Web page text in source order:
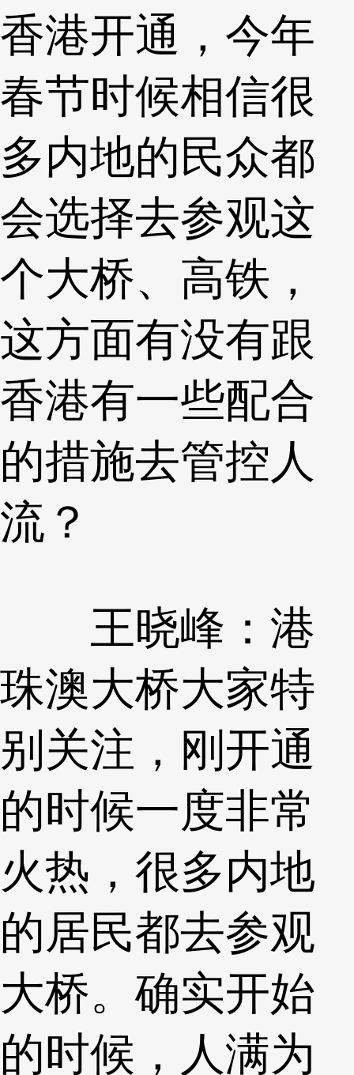
香港开通，今年
春节时候相信很
多内地的民众都
会选择去参观这
个大桥、高铁，
这方面有没有跟
香港有一些配合
的措施去管控人
流？
王晓峰：港
珠澳大桥大家特
别关注，刚开通
的时候一度非常
火热，很多内地
的居民都去参观
大桥。确实开始
的时候，人满为